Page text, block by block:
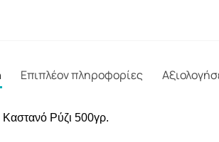
Επιπλέον πληροφορίες
Ρύζι 500γρ.